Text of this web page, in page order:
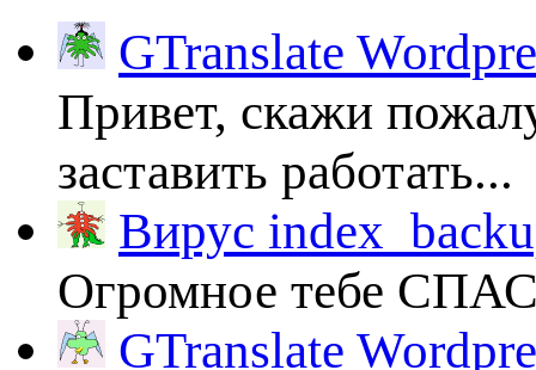
GTranslate
Привет, скажи
заставить работать...
Вирус
Огромное тебе
GTranslate